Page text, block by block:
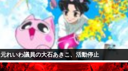
元れいわ議員の大石あきこ、活動停止